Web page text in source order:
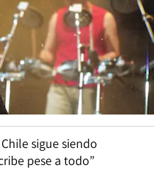
sigue siendo
pese a todo”